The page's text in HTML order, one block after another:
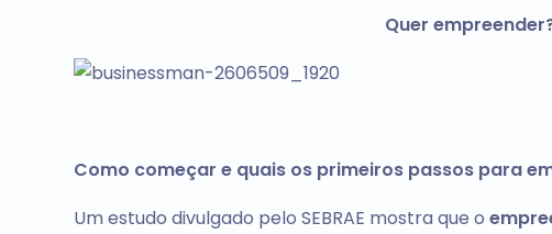
Quer
Como começar e quais os primeiros passos para
Um estudo divulgado pelo SEBRAE mostra que o